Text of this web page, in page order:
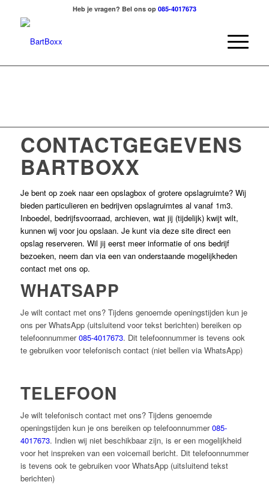
Heb je vragen? Bel ons op 085-4017673
CONTACTGEGEVENS
BARTBOXX
Je bent op zoek naar een opslagbox of grotere opslagruimte? Wij
bieden particulieren en bedrijven opslagruimtes al vanaf 1m3.
Inboedel, bedrijfsvoorraad, archieven, wat jij (tijdelijk) kwijt wilt,
kunnen wij voor jou opslaan. Je kunt via deze site direct een
opslag reserveren. Wil jij eerst meer informatie of ons bedrijf
bezoeken, neem dan via een van onderstaande mogelijkheden
contact met ons op.
WHATSAPP
Je wilt contact met ons? Tijdens genoemde openingstijden kun je
ons per WhatsApp (uitsluitend voor tekst berichten) bereiken op
telefoonnummer085-4017673. Dit telefoonnummer is tevens ook
te gebruiken voor telefonisch contact (niet bellen via WhatsApp)
TELEFOON
Je wilt telefonisch contact met ons? Tijdens genoemde
openingstijden kun je ons bereiken op telefoonnummer085-
4017673. Indien wij niet beschikbaar zijn, is er een mogelijkheid
voor het inspreken van een voicemail bericht. Dit telefoonnummer
is tevens ook te gebruiken voor WhatsApp (uitsluitend tekst
berichten)